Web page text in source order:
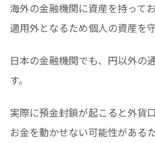
海外の金融機関に資産を持って
適用外となるため個人の資産を
日本の金融機関でも、円以外の
す。
実際に預金封鎖が起こると外貨
お金を動かせない可能性がある